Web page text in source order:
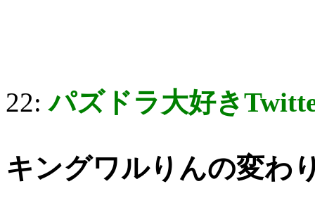
22:パズドラ大好き
キングワルりんの変わ